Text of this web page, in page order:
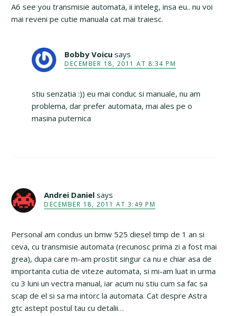
A6 see you transmisie automata, ii inteleg, insa eu.. nu voi
mai reveni pe cutie manuala cat mai traiesc.
Bobby Voicu says
DECEMBER 18, 2011 AT 8:34 PM
stiu senzatia :)) eu mai conduc si manuale, nu am
problema, dar prefer automata, mai ales pe o
masina puternica
Andrei Daniel says
DECEMBER 18, 2011 AT 3:49 PM
Personal am condus un bmw 525 diesel timp de 1 an si
ceva, cu transmisie automata (recunosc prima zi a fost mai
grea), dupa care m-am prostit singur ca nu e chiar asa de
importanta cutia de viteze automata, si mi-am luat in urma
cu 3 luni un vectra manual, iar acum nu stiu cum sa fac sa
scap de el si sa ma intorc la automata. Cat despre Astra
gtc astept postul tau cu detalii…